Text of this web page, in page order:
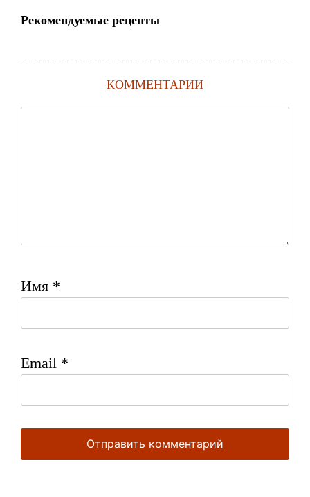
Рекомендуемые рецепты
КОММЕНТАРИИ
Имя *
Email *